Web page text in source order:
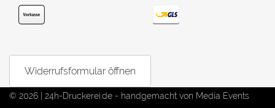
Widerrufsformular öffnen
© 2026 | 24h-Druckerei.de - handgemacht von Media Events